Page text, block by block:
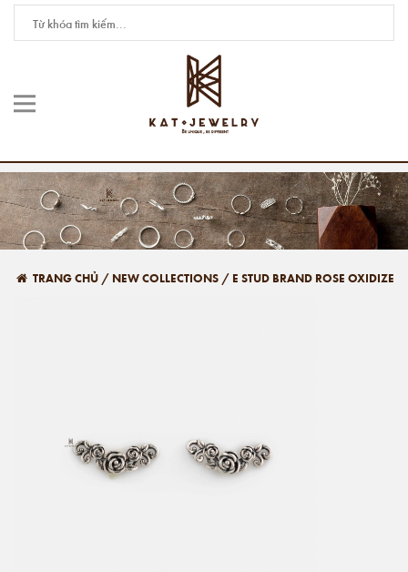
TRANG CHỦ / NEW COLLECTIONS / E STUD BRAND ROSE OXIDIZE